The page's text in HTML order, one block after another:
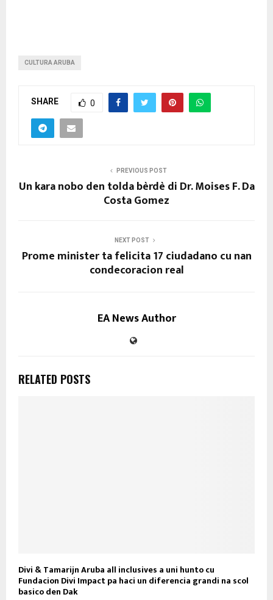
CULTURA ARUBA
SHARE 0
PREVIOUS POST
Un kara nobo den tolda bèrdè di Dr. Moises F. Da
Costa Gomez
NEXT POST
Prome minister ta felicita 17 ciudadano cu nan
condecoracion real
EA News Author
RELATED POSTS
Divi & Tamarijn Aruba all inclusives a uni hunto cu
Fundacion Divi Impact pa haci un diferencia grandi na scol
basico den Dak